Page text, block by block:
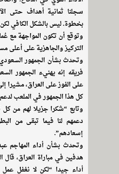
سجلنا ثمانية أهداف حتى
بخطوة. ليس بالشكل الكافي
وتوقع أن تكون المواجهة مع
التركيز والجاهزية على أعلى
وتحدث بشأن الجمهور
فريقه إنه يهنيء الجمهور
على الفوز على العراق، مشيرا
كل هذا الجمهور في الملعب
وتابع “شكرا جزيلا لهم من كل
دعمهم لنا فيما تبقى من
إسعادهم”.
وتحدث بشأن أداء المهاجم
هدفين في مباراة العراق، قال
أداء جيدا “لكن لا نغفل عمل